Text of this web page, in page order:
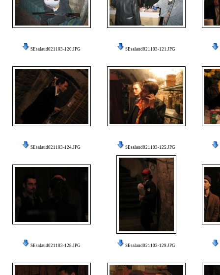
SEsalaud021103-120.JPG SEsalaud021103-121.JPG
SEsalaud021103-124.JPG SEsalaud021103-125.JPG
SEsalaud021103-128.JPG SEsalaud021103-129.JPG